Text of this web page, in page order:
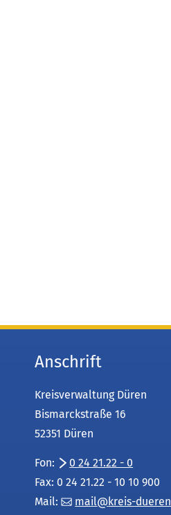
Anschrift
Kreisverwaltung Düren
Bismarckstraße 16
52351 Düren
Fon:
0 24 21.22 - 0
Fax: 0 24 21.22 - 10 10 900
Mail:
mail kreis-dueren